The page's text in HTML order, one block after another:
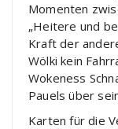
Momenten
„Heitere und
Kraft der
Wölki kein
Wokeness
Pauels über
Karten für die